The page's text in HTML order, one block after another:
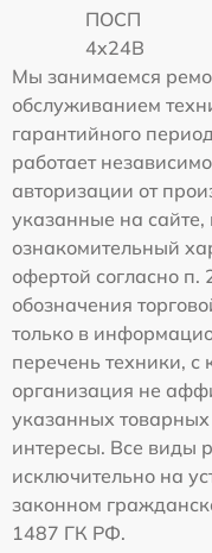
ПОСП
4x24B
Мы занимаемся
обслуживанием
гарантийного
работает
авторизации от
указанные на сайте,
ознакомительный
офертой согласно
обозначения
только в
перечень техники,
организация не
указанных товарных
интересы. Все виды
исключительно на
законном
1487 ГК РФ.